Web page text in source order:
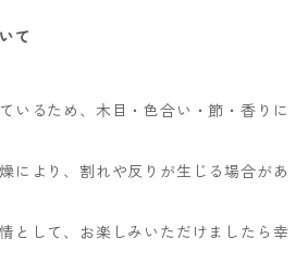
て
いるため、木目・色合い・節・香りに
により、割れや反りが生じる場合があ
として、お楽しみいただけましたら幸